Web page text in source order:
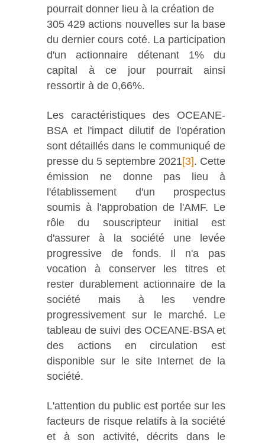
pourrait donner lieu à la création de
305 429 actions nouvelles sur la base
du dernier cours coté. La participation
d'un actionnaire détenant 1% du
capital à ce jour pourrait ainsi
ressortir à de 0,66%.
Les caractéristiques des OCEANE-
BSA et l'impact dilutif de l'opération
sont détaillés dans le communiqué de
presse du 5 septembre 2021[3]. Cette
émission ne donne pas lieu à
l'établissement d'un prospectus
soumis à l'approbation de l'AMF. Le
rôle du souscripteur initial est
d'assurer à la société une levée
progressive de fonds. Il n'a pas
vocation à conserver les titres et
rester durablement actionnaire de la
société mais à les vendre
progressivement sur le marché. Le
tableau de suivi des OCEANE-BSA et
des actions en circulation est
disponible sur le site Internet de la
société.
L'attention du public est portée sur les
facteurs de risque relatifs à la société
et à son activité, décrits dans le